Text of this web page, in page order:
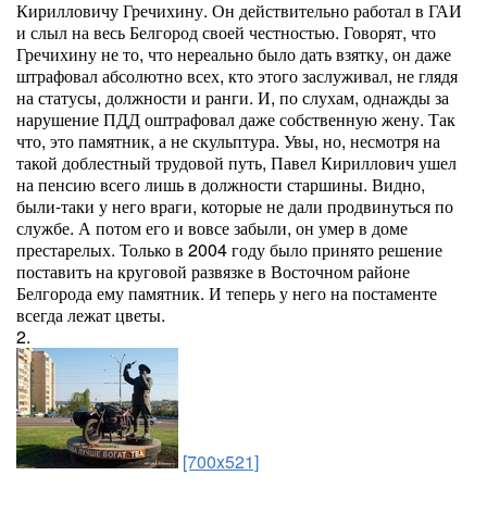
Кирилловичу Гречихину. Он действительно работал в ГАИ
и слыл на весь Белгород своей честностью. Говорят, что
Гречихину не то, что нереально было дать взятку, он даже
штрафовал абсолютно всех, кто этого заслуживал, не глядя
на статусы, должности и ранги. И, по слухам, однажды за
нарушение ПДД оштрафовал даже собственную жену. Так
что, это памятник, а не скульптура. Увы, но, несмотря на
такой доблестный трудовой путь, Павел Кириллович ушел
на пенсию всего лишь в должности старшины. Видно,
были-таки у него враги, которые не дали продвинуться по
службе. А потом его и вовсе забыли, он умер в доме
престарелых. Только в 2004 году было принято решение
поставить на круговой развязке в Восточном районе
Белгорода ему памятник. И теперь у него на постаменте
всегда лежат цветы.
2.
[700x521]